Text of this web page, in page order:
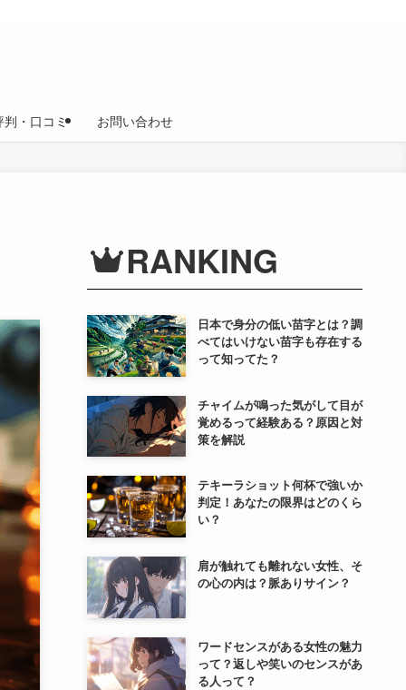
判・口コミ お問い合わせ
RANKING
日本で身分の低い苗字とは？調
べてはいけない苗字も存在する
って知ってた？
チャイムが鳴った気がして目が
覚めるって経験ある？原因と対
策を解説
テキーラショット何杯で強いか
判定！あなたの限界はどのくら
い？
肩が触れても離れない女性、そ
の心の内は？脈ありサイン？
ワードセンスがある女性の魅力
って？返しや笑いのセンスがあ
る人って？